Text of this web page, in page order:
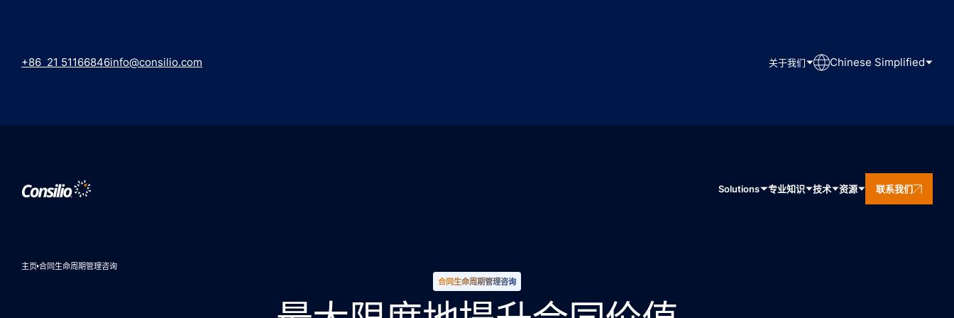
+86 21 51166846info@consilio.com 关于我们 Chinese Simplified
Solutions 专业知识 技术 资源 联系我们
主页合同生命周期管理咨询
合同生命周期管理咨询